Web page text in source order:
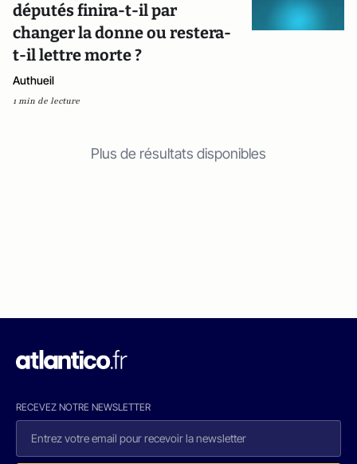
députés finira-t-il par
changer la donne ou restera-
t-il lettre morte ?
Authueil
1 min de lecture
Plus de résultats disponibles
RECEVEZ NOTRE NEWSLETTER